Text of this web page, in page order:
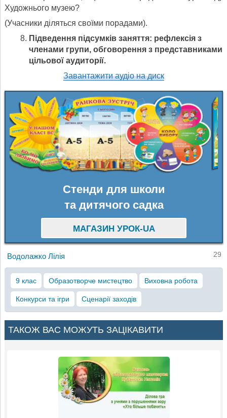
Художнього музею?
(Учасники діляться своїми порадами).
Підведення підсумків заняття: рефлексія з
членами групи, обговорення з представниками
цільової аудиторії.
Завантажити аудіо на диск
Стенди для школи
та дитячого садка
МАГАЗИН УРОК-UA
Водолажко Лілія 29
9 клас Образотворче мистецтво Виховна робота
Конкурси та ігри Сценарії заходів
ТАКОЖ ВАС МОЖУТЬ ЗАЦІКАВИТИ